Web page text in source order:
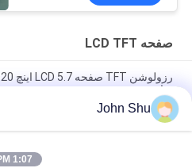
صفحه LCD TFT
برای صنعت
پنل کامل نمایش صفحه لمسی TFT
John Shu
1:07 PM